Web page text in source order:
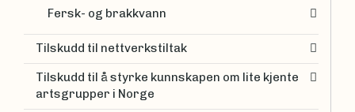
Fersk- og brakkvann
Tilskudd til nettverkstiltak
Tilskudd til å styrke kunnskapen om lite kjente
artsgrupper i Norge